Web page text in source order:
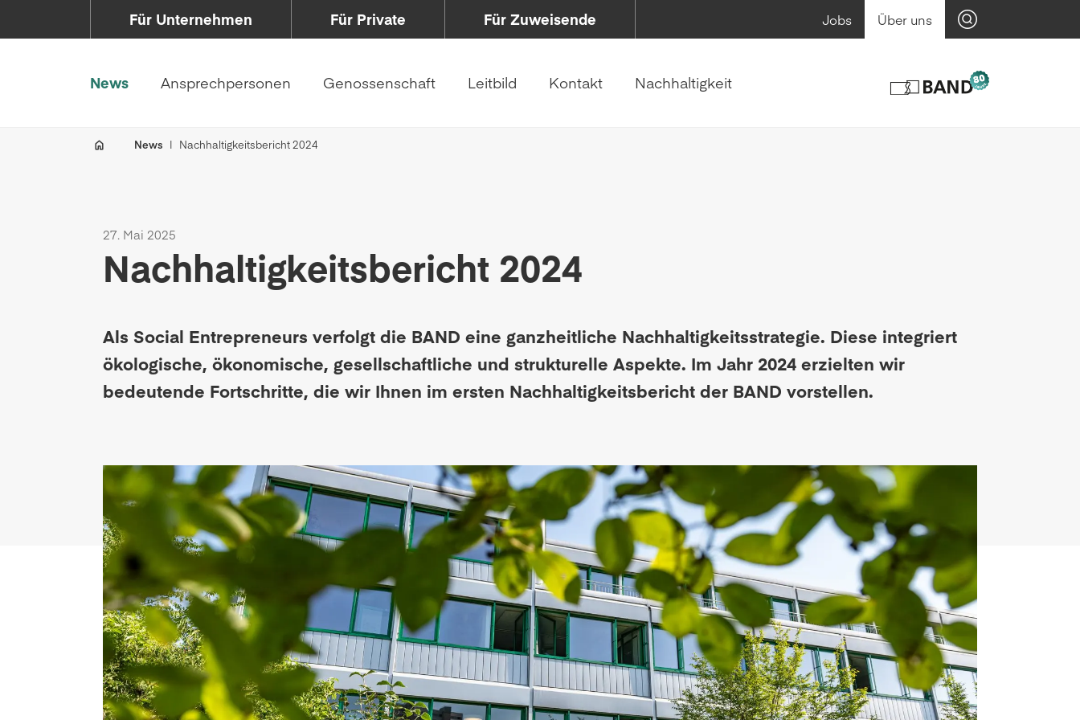
Für Unternehmen Für Private Für Zuweisende Jobs Über uns
News Ansprechpersonen Genossenschaft Leitbild Kontakt Nachhaltigkeit
News Nachhaltigkeitsbericht 2024
27. Mai 2025
Nachhaltigkeitsbericht 2024
Als Social Entrepreneurs verfolgt die BAND eine ganzheitliche Nachhaltigkeitsstrategie. Diese integriert
ökologische, ökonomische, gesellschaftliche und strukturelle Aspekte. Im Jahr 2024 erzielten wir
bedeutende Fortschritte, die wir Ihnen im ersten Nachhaltigkeitsbericht der BAND vorstellen.